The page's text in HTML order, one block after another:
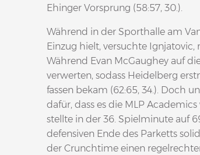
Ehinger Vorsprung (58:57, 30.).
Während in der Sporthalle am
Einzug hielt, versuchte
Während Evan McGaughey auf
verwerten, sodass Heidelberg
fassen bekam (62:65, 34.). Doch
dafür, dass es die MLP
stellte in der 36. Spielminute auf
defensiven Ende des Parketts
der Crunchtime einen